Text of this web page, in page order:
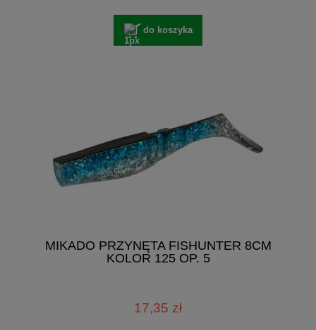
do koszyka
MIKADO PRZYNĘTA FISHUNTER 8CM
KOLOR 125 OP. 5
17,35 zł